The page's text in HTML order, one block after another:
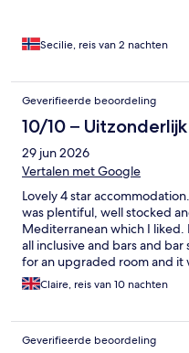
Secilie, reis van 2 nachten
Geverifieerde beoordeling
10/10 – Uitzonderlijk
29 jun 2026
Vertalen met Google
Lovely 4 star
was plentiful, well stocked
Mediterranean which I
all inclusive and bars and
for an upgraded room and it
floor. Bathroom modern and
sea view. Beautiful 😍
Claire, reis van 10 nachten
Geverifieerde beoordeling